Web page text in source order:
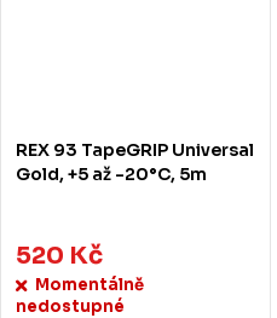
REX 93 TapeGRIP Universal
Gold, +5 až -20°C, 5m
520 Kč
Momentálně
nedostupné